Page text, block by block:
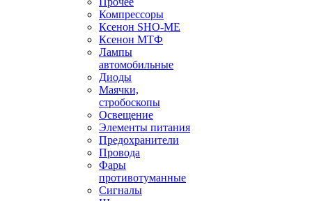
Компрессоры
Ксенон SHO-ME
Ксенон МТФ
Лампы
автомобильные
Диоды
Маячки,
стробоскопы
Освещение
Элементы питания
Предохранители
Провода
Фары
противотуманные
Сигналы